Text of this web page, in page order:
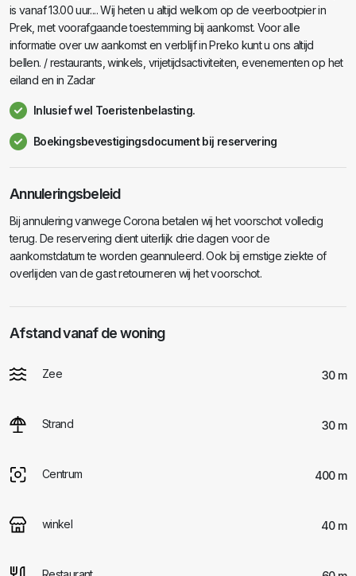
is vanaf 13.00 uur.... Wij heten u altijd welkom op de veerbootpier in
Prek, met voorafgaande toestemming bij aankomst. Voor alle
informatie over uw aankomst en verblijf in Preko kunt u ons altijd
bellen. / restaurants, winkels, vrijetijdsactiviteiten, evenementen op het
eiland en in Zadar
Inlusief wel Toeristenbelasting.
Boekingsbevestigingsdocument bij reservering
Annuleringsbeleid
Bij annulering vanwege Corona betalen wij het voorschot volledig
terug. De reservering dient uiterlijk drie dagen voor de
aankomstdatum te worden geannuleerd. Ook bij ernstige ziekte of
overlijden van de gast retourneren wij het voorschot.
Afstand vanaf de woning
Zee 30 m
Strand 30 m
Centrum 400 m
winkel 40 m